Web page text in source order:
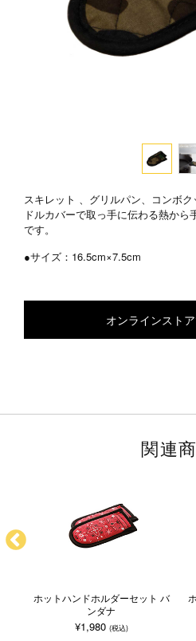
スキレット 、グリルパン、コンボ
ドルカバーで取っ手に伝わる熱から
です。
●サイズ：16.5cm×7.5cm
オンラインスト
関連
ホットハンドホルダーセット バ
ンダナ
¥1,980 (税込)